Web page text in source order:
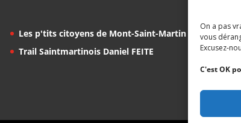
On a pas
vous
Excusez-
C'est OK
Les p'tits citoyens de Mont-Saint-Martin
Trail Saintmartinois Daniel FEITE